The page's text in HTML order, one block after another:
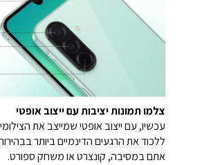
צלמו תמונות יציבות עם ייצוב אופטי
עכשיו, עם ייצוב אופטי שמייצב את
ללכוד את הרגעים הדינמיים ביותר
אתם במסיבה, קונצרט או משחק ספורט.